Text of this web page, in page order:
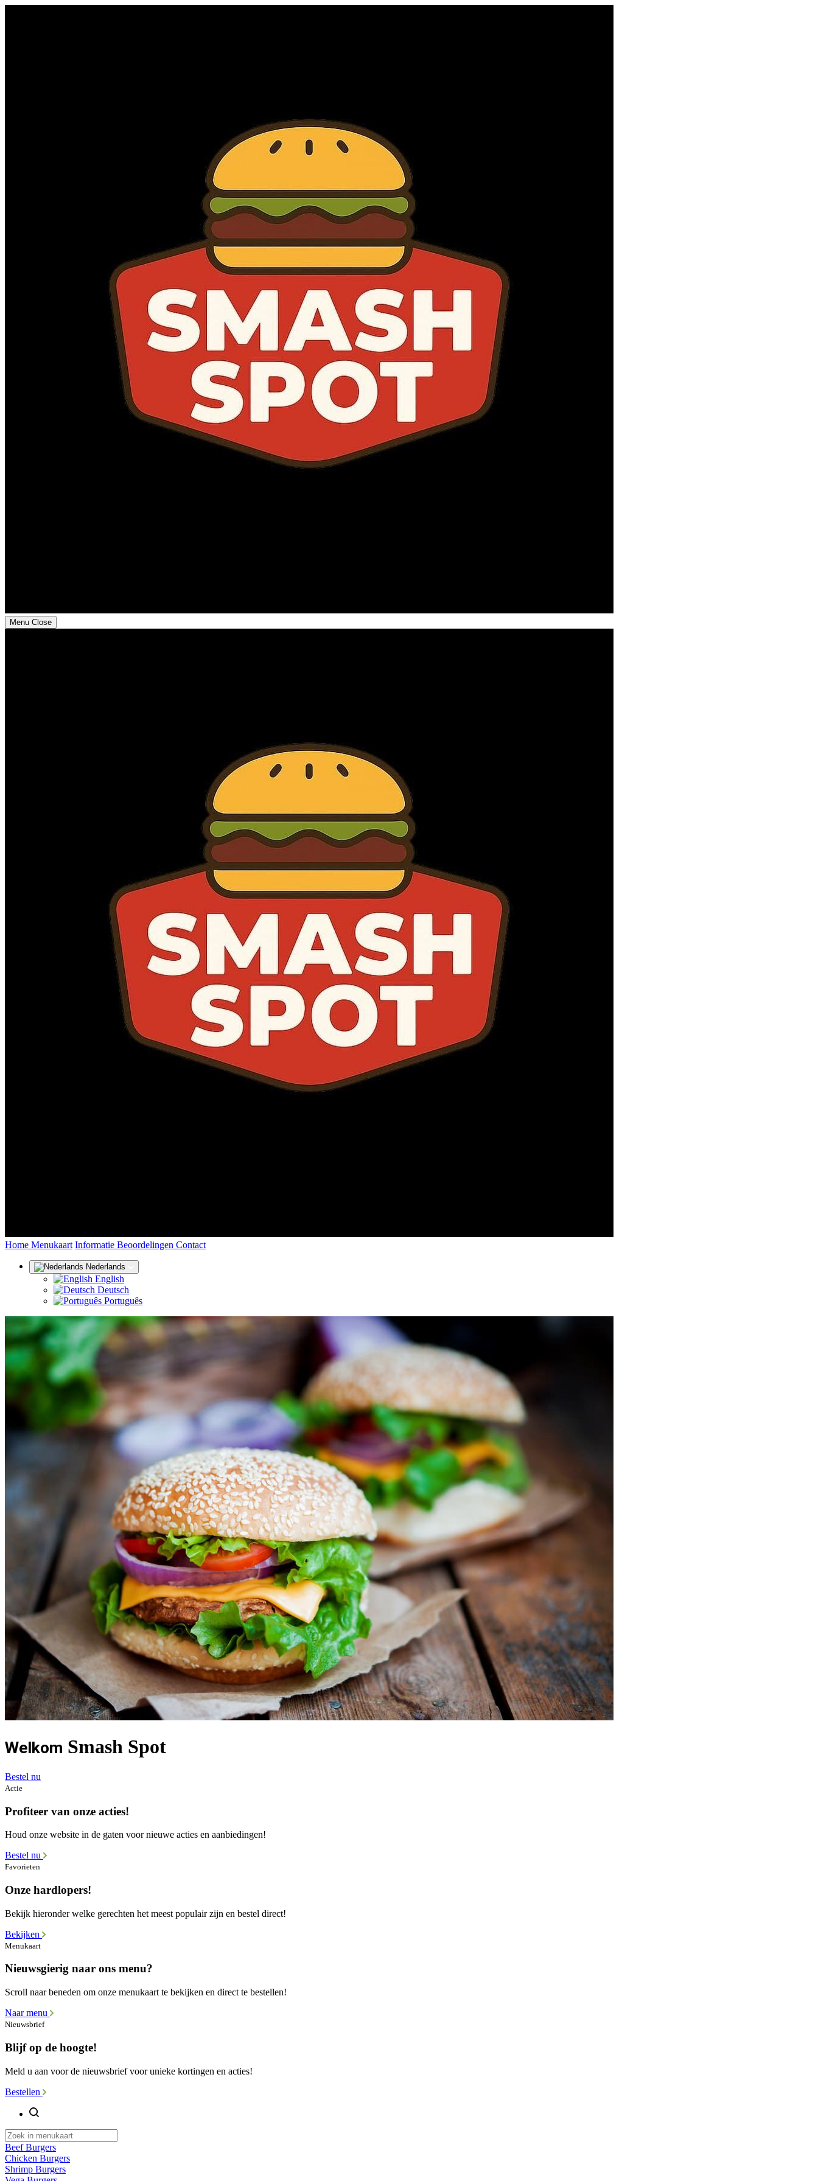
Menu Close
Home (huidige)
Menukaart Informatie Beoordelingen Contact
Nederlands
English
Deutsch
Português
Welkom Smash Spot
Bestel nu
Actie
Profiteer van onze acties!
Houd onze website in de gaten voor nieuwe acties en aanbiedingen!
Bestel nu
Favorieten
Onze hardlopers!
Bekijk hieronder welke gerechten het meest populair zijn en bestel direct!
Bekijken
Menukaart
Nieuwsgierig naar ons menu?
Scroll naar beneden om onze menukaart te bekijken en direct te bestellen!
Naar menu
Nieuwsbrief
Blijf op de hoogte!
Meld u aan voor de nieuwsbrief voor unieke kortingen en acties!
Bestellen
Beef Burgers
Chicken Burgers
Shrimp Burgers